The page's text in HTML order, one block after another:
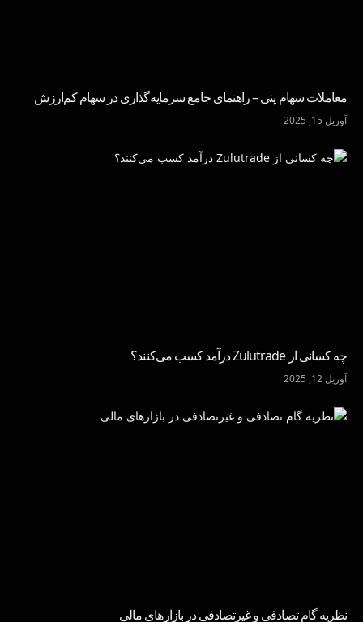
معاملات سهام پنی – راهنمای جامع سرمایه‌گذاری در سهام کم‌ارزش
آوریل 15, 2025
چه کسانی از Zulutrade درآمد کسب می‌کنند؟
آوریل 12, 2025
نظریه گام تصادفی و غیرتصادفی در بازارهای مالی